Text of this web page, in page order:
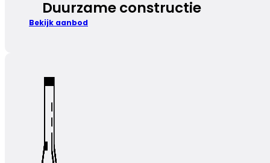
Duurzame constructie
Bekijk aanbod